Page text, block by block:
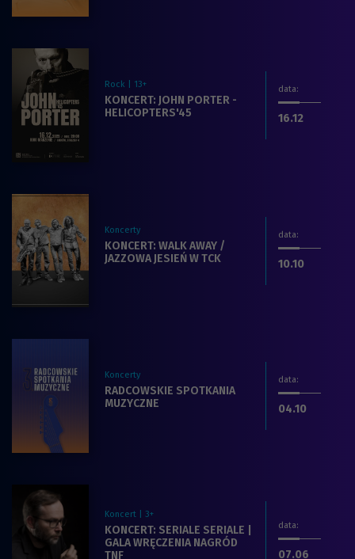
Rock | 13+
Zobacz więcej na temat filmu:
KONCERT: JOHN PORTER -
HELICOPTERS'45
data:
dnia
16.12
Koncerty
Zobacz więcej na temat filmu:
KONCERT: WALK AWAY /
JAZZOWA JESIEŃ W TCK
data:
dnia
10.10.2025
Koncerty
Zobacz więcej na temat filmu:
RADCOWSKIE SPOTKANIA
MUZYCZNE
data:
dnia
04.10.2025
Koncert | 3+
Zobacz więcej na temat filmu:
KONCERT: SERIALE SERIALE |
GALA WRĘCZENIA NAGRÓD
TNF
data:
dnia
07.06